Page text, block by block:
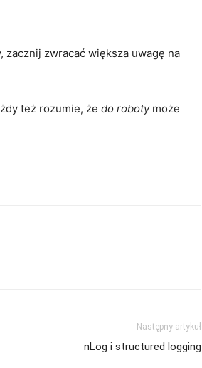
zwracać większa uwagę na
też rozumie, że do robotymoże
Następny artykuł
nLog i structured logging